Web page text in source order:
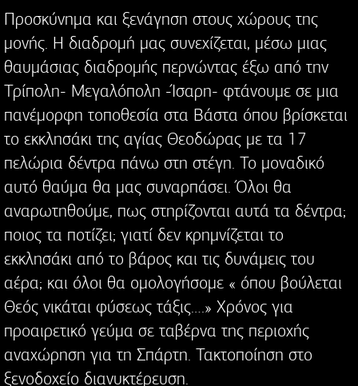
Προσκύνημα και ξενάγηση στους χώρους της
μονής. Η διαδρομή μας συνεχίζεται, μέσω μιας
θαυμάσιας διαδρομής περνώντας έξω από την
Τρίπολη- Μεγαλόπολη -Ίσαρη- φτάνουμε σε μια
πανέμορφη τοποθεσία στα Βάστα όπου βρίσκεται
το εκκλησάκι της αγίας Θεοδώρας με τα 17
πελώρια δέντρα πάνω στη στέγη. Το μοναδικό
αυτό θαύμα θα μας συναρπάσει. Όλοι θα
αναρωτηθούμε, πως στηρίζονται αυτά τα δέντρα;
ποιος τα ποτίζει; γιατί δεν κρημνίζεται το
εκκλησάκι από το βάρος και τις δυνάμεις του
αέρα; και όλοι θα ομολογήσομε « όπου βούλεται
Θεός νικάται φύσεως τάξις….» Χρόνος για
προαιρετικό γεύμα σε ταβέρνα της περιοχής
αναχώρηση για τη Σπάρτη. Τακτοποίηση στο
ξενοδοχείο διανυκτέρευση.